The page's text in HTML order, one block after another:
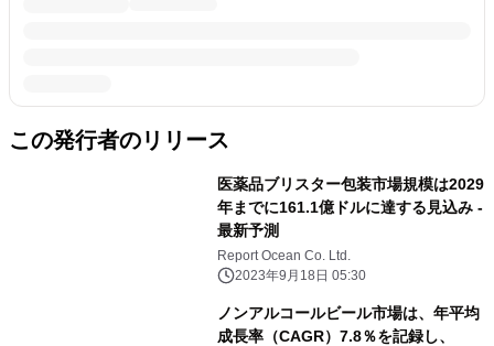
この発行者のリリース
医薬品ブリスター包装市場規模は2029
年までに161.1億ドルに達する見込み -
最新予測
Report Ocean Co. Ltd.
2023年9月18日 05:30
ノンアルコールビール市場は、年平均
成長率（CAGR）7.8％を記録し、